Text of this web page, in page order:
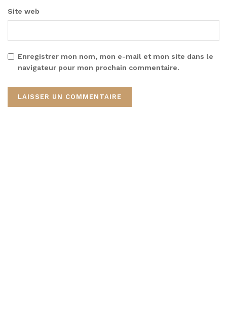
Site web
Enregistrer mon nom, mon e-mail et mon site dans le
navigateur pour mon prochain commentaire.